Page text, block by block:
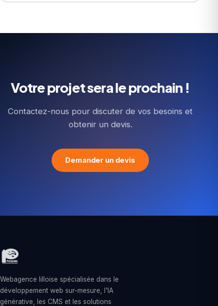
Votre projet sera le prochain !
Contactez-nous pour discuter de vos besoins et
obtenir un devis.
Demander un devis
Webagence lilloise spécialisée dans le
développement web sur-mesure, l'IA
générative, les CMS et les solutions